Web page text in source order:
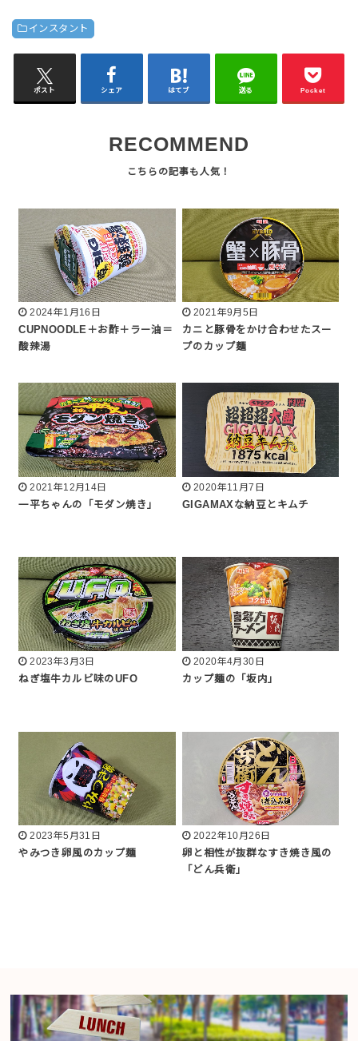
インスタント
ポスト シェア はてブ 送る Pocket
RECOMMEND
2024年1月16日
CUPNOODLE＋お酢＋ラー油＝
酸辣湯
2021年9月5日
カニと豚骨をかけ合わせたスー
プのカップ麺
2021年12月14日
一平ちゃんの「モダン焼き」
2020年11月7日
GIGAMAXな納豆とキムチ
2023年3月3日
ねぎ塩牛カルビ味のUFO
2020年4月30日
カップ麺の「坂内」
2023年5月31日
やみつき卵風のカップ麺
2022年10月26日
卵と相性が抜群なすき焼き風の
「どん兵衛」